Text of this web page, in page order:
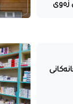
زەوی